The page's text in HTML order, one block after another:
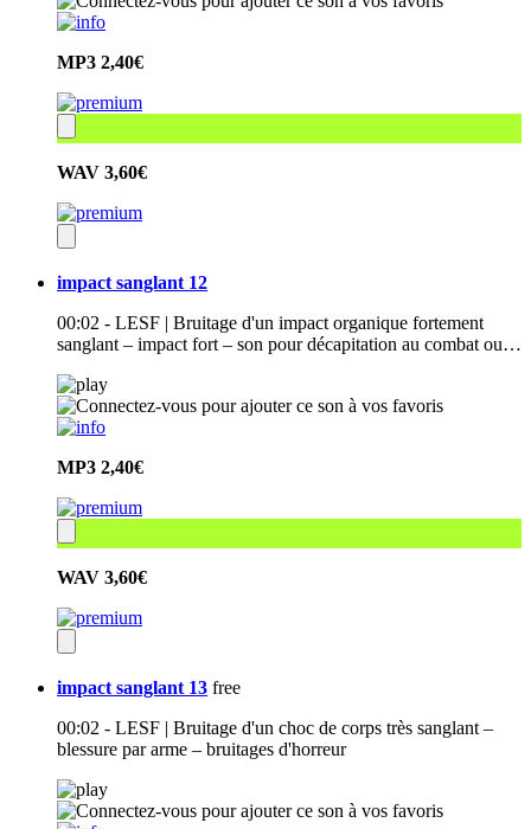
MP3 2,40€
WAV 3,60€
impact sanglant 12
00:02 - LESF | Bruitage d'un impact organique fortement
sanglant – impact fort – son pour décapitation au combat ou…
MP3 2,40€
WAV 3,60€
impact sanglant 13 free
00:02 - LESF | Bruitage d'un choc de corps très sanglant –
blessure par arme – bruitages d'horreur